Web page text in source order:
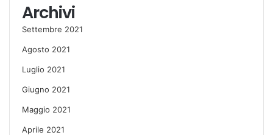
Archivi
Settembre 2021
Agosto 2021
Luglio 2021
Giugno 2021
Maggio 2021
Aprile 2021